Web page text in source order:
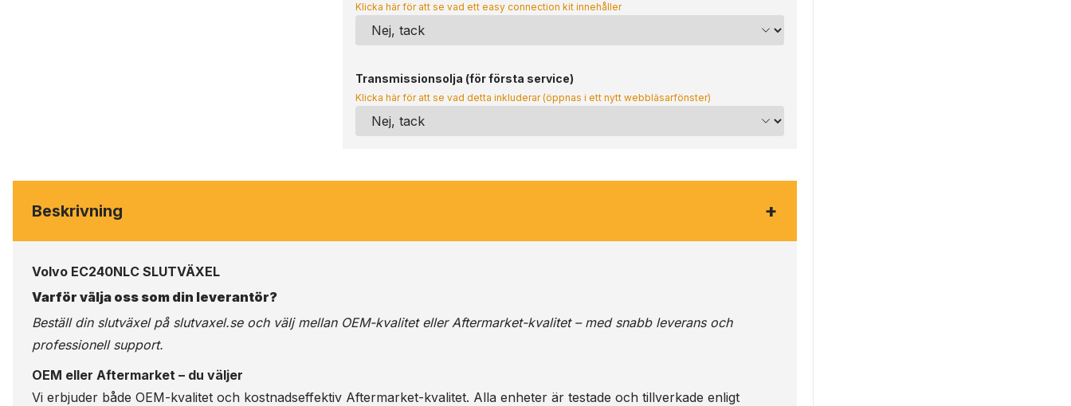
Klicka här för att se vad ett easy connection kit innehåller
Transmissionsolja (för första service)
Klicka här för att se vad detta inkluderar (öppnas i ett nytt webbläsarfönster)
Beskrivning +
Volvo EC240NLC SLUTVÄXEL
Varför välja oss som din leverantör?
Beställ din slutväxel på slutvaxel.seoch välj mellan OEM-kvalitet eller Aftermarket-kvalitet – med snabb leverans och
professionell support.
OEM eller Aftermarket – du väljer
Vi erbjuder både OEM-kvalitet och kostnadseffektiv Aftermarket-kvalitet. Alla enheter är testade och tillverkade enligt